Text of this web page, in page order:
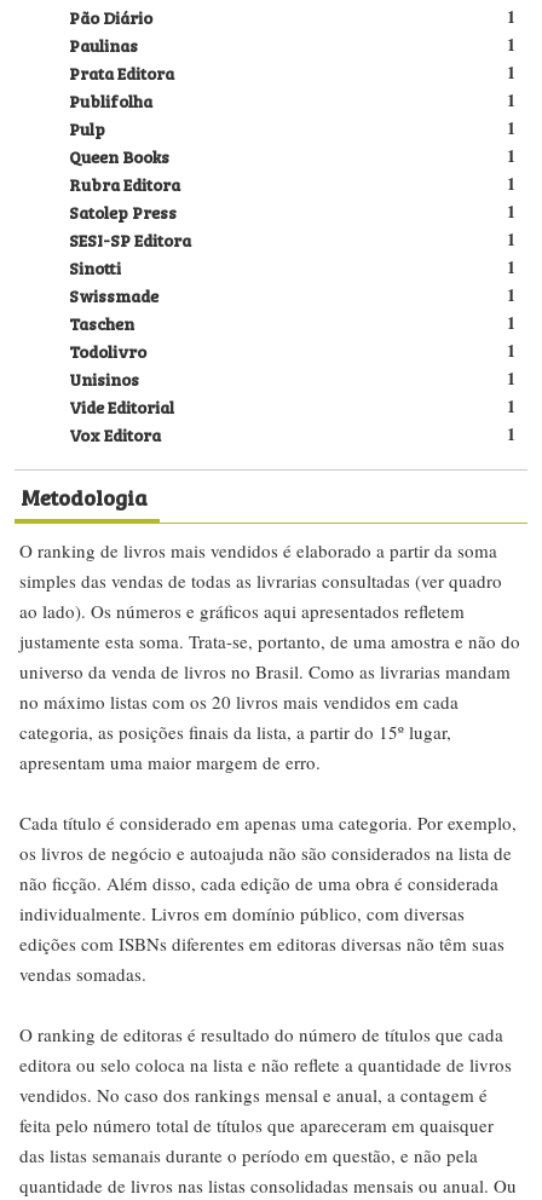
1
Pão Diário
1
Paulinas
1
Prata Editora
1
Publifolha
1
Pulp
1
Queen Books
1
Rubra Editora
1
Satolep Press
1
SESI-SP Editora
1
Sinotti
1
Swissmade
1
Taschen
1
Todolivro
1
Unisinos
1
Vide Editorial
1
Vox Editora
Metodologia
O ranking de livros mais vendidos é elaborado a partir da soma
simples das vendas de todas as livrarias consultadas (ver quadro
ao lado). Os números e gráficos aqui apresentados refletem
justamente esta soma. Trata-se, portanto, de uma amostra e não do
universo da venda de livros no Brasil. Como as livrarias mandam
no máximo listas com os 20 livros mais vendidos em cada
categoria, as posições finais da lista, a partir do 15º lugar,
apresentam uma maior margem de erro.
Cada título é considerado em apenas uma categoria. Por exemplo,
os livros de negócio e autoajuda não são considerados na lista de
não ficção. Além disso, cada edição de uma obra é considerada
individualmente. Livros em domínio público, com diversas
edições com ISBNs diferentes em editoras diversas não têm suas
vendas somadas.
O ranking de editoras é resultado do número de títulos que cada
editora ou selo coloca na lista e não reflete a quantidade de livros
vendidos. No caso dos rankings mensal e anual, a contagem é
feita pelo número total de títulos que apareceram em quaisquer
das listas semanais durante o período em questão, e não pela
quantidade de livros nas listas consolidadas mensais ou anual. Ou